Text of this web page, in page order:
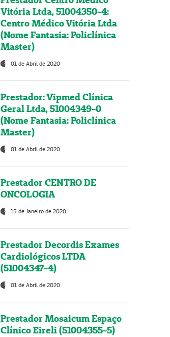
Vitória Ltda, 51004350-4:
Centro Médico Vitória Ltda
(Nome Fantasia: Policlínica
Master)
01 de Abril de 2020
Prestador: Vipmed Clínica
Geral Ltda, 51004349-0
(Nome Fantasia: Policlínica
Master)
01 de Abril de 2020
Prestador CENTRO DE
ONCOLOGIA
15 de Janeiro de 2020
Prestador Decordis Exames
Cardiológicos LTDA
(51004347-4)
01 de Abril de 2020
Prestador Mosaicum Espaço
Clínico Eireli (51004355-5)